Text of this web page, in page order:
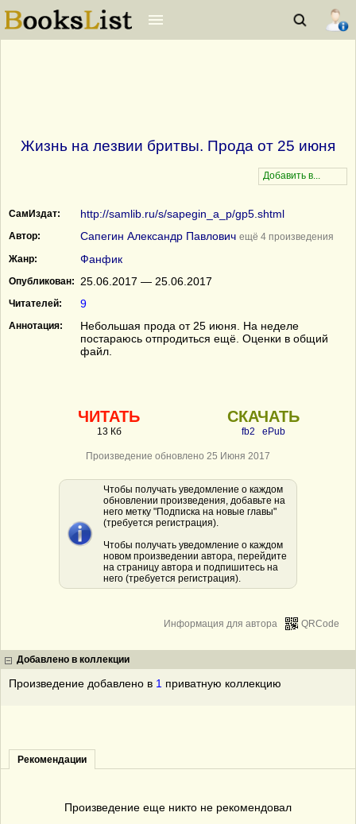
Жизнь на лезвии бритвы. Прода от 25 июня
СамИздат: http://samlib.ru/s/sapegin_a_p/gp5.shtml
Автор: Сапегин Александр Павлович ещё 4 произведения
Жанр:
Фанфик
Опубликован: 25.06.2017 — 25.06.2017
Читателей: 9
Аннотация:
Небольшая прода от 25 июня. На неделе
постараюсь отпродиться ещё. Оценки в общий
файл.
ЧИТАТЬ
13 Кб
СКАЧАТЬ
fb2 ePub
Произведение обновлено 25 Июня 2017
Чтобы получать уведомление о каждом
обновлении произведения, добавьте на
него метку "Подписка на новые главы"
(требуется регистрация).
Чтобы получать уведомление о каждом
новом произведении автора, перейдите
на страницу автора и подпишитесь на
него (требуется регистрация).
QRCode
Информация для автора
Добавлено в коллекции
Произведение добавлено в 1 приватную коллекцию
Рекомендации
Произведение еще никто не рекомендовал